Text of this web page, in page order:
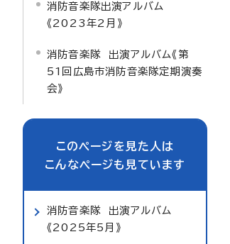
消防音楽隊出演アルバム
《2023年2月》
消防音楽隊 出演アルバム《第
51回広島市消防音楽隊定期演奏
会》
このページを見た人は
こんなページも見ています
消防音楽隊 出演アルバム
《2025年5月》